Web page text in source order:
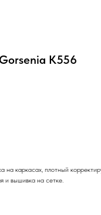
К556
на каркасах, плотный
и вышивка на сетке.